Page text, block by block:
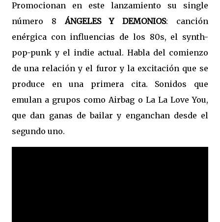
Promocionan en este lanzamiento su single
número 8ÁNGELES Y DEMONIOS: canción
enérgica con influencias de los 80s, el synth-
pop-punk y el indie actual. Habla del comienzo
de una relación y el furor y la excitación que se
produce en una primera cita. Sonidos que
emulan a grupos como Airbag o La La Love You,
que dan ganas de bailar y enganchan desde el
segundo uno.